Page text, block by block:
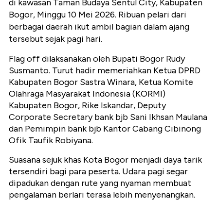
di kawasan Taman Budaya Sentul City, Kabupaten
Bogor, Minggu 10 Mei 2026. Ribuan pelari dari
berbagai daerah ikut ambil bagian dalam ajang
tersebut sejak pagi hari.
Flag off dilaksanakan oleh Bupati Bogor Rudy
Susmanto. Turut hadir memeriahkan Ketua DPRD
Kabupaten Bogor Sastra Winara, Ketua Komite
Olahraga Masyarakat Indonesia (KORMI)
Kabupaten Bogor, Rike Iskandar, Deputy
Corporate Secretary bank bjb Sani Ikhsan Maulana
dan Pemimpin bank bjb Kantor Cabang Cibinong
Ofik Taufik Robiyana.
Suasana sejuk khas Kota Bogor menjadi daya tarik
tersendiri bagi para peserta. Udara pagi segar
dipadukan dengan rute yang nyaman membuat
pengalaman berlari terasa lebih menyenangkan.